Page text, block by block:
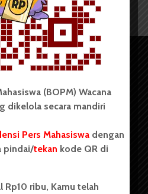
reserved BOPM WACANA.
(BOPM) Wacana
dikelola secara mandiri
Pers Mahasiswa dengan
pindai/tekan kode QR di
ribu, Kamu telah